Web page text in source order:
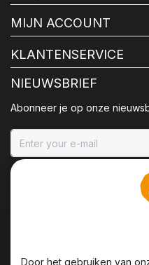
MIJN ACCOUNT
KLANTENSERVICE
NIEUWSBRIEF
Abonneer je op onze
Door het gebruiken van